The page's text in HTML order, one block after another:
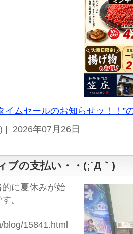
イムセールのお知らせッ！！”
| 2026年07月26日
ブの支払い・・(;´Д｀)
に夏休みが始
。
blog/15841.html